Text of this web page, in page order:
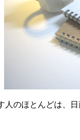
人のほとんどは、